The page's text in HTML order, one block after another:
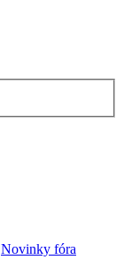
Novinky fóra